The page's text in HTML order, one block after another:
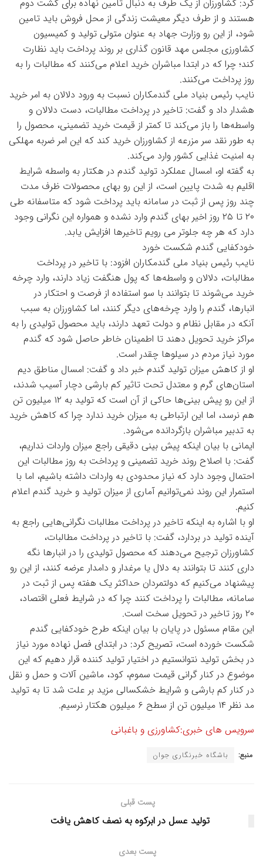
کرد: کشاورزان از یک طرف به دنبال تامین نهاده برای کشت دوم
هستند و از طرف دیگر معیشت زندگی از محل فروش باید تامین
شود، از این رو وزارت جهاد به عنوان متولی تولید و کمیسیون
کشاورزی مجلس مهد قانون گذاری بر روند پرداخت باید نظارت
کند؛ چرا که در ابتدا مباشران خرید اعلام می‌کنند که مطالبات را به
روز پرداخت می‌کنند.
نایب رئیس بنیاد ملی گندمکاران نسبت به ورود دلالان به امر خرید
هشدار داد و گفت: تاخیر در پرداخت مطالبات، دست دلالان و
واسطه‌ها را باز می‌کند تا کمتر از قیمت خرید تضمینی، محصول را
به طور نقد سر مزرعه از کشاورزان خرید کند که این امر ضربه مهلکی
به امنیت غذایی کشور وارد می‌کند.
به گفته او، امسال عملکرد تولید گندم در هکتار به واسطه شرایط
اقلیم به شدت پایین است، از این رو بهای محصولات ظرف مدت
چند روز پس از ثبت در سامانه باید پرداخت شود که متاسفانه طی
۲۰ تا ۲۵ روز اخیر بهای گندم وارد نشده و همواره این نگرانی وجود
دارد که هر چه جلوتر می رویم تاخیرها افزایش یابد.
خودکفایی گندم شکست خورد
نایب رئیس بنیاد ملی گندمکاران افزود: با تاخیر در پرداخت
مطالبات، دلالان و واسطه‌ها که پول هنگفت زیاد دارند، وارد چرخه
خرید می‌شوند تا بتوانند با سو استفاده از فرصت و احتکار در
انبارها، گندم را وارد چرخه‌های دیگر کنند، اما کشاورزان به سبب
آنکه در مقابل نظام و دولت تعهد دارند، باید محصول تولیدی را به
مراکز خرید تحویل دهند تا اطمینان خاطر حاصل شود که گندم
مورد نیاز مردم در سیلوها چقدر است.
او از کاهش میزان تولید گندم خبر داد و گفت: امسال مناطق دیم
استان‌های گرم و معتدل تحت تاثیر کم بارشی دچار آسیب شدند،
از این رو پیش بینی‌ها حاکی از آن است که تولید به ۱۲ میلیون تن
هم نرسد، اما این ارتباطی به میزان خرید ندارد چرا که کاهش خرید
به تدبیر مباشران بازگردانده می‌شود.
ایمانی با بیان اینکه پیش بینی دقیقی راجع میزان واردات نداریم،
گفت: با اصلاح روند خرید تضمینی و پرداخت به روز مطالبات این
احتمال وجود دارد که نیاز محدودی به واردات داشته باشیم، اما با
استمرار این روند نمی‌توانیم آماری از میزان تولید و خرید گندم اعلام
کنیم.
او با اشاره به اینکه تاخیر در پرداخت مطالبات نگرانی‌هایی راجع به
آینده تولید در بردارد، گفت: با تاخیر در پرداخت مطالبات،
کشاورزان ترجیح می‌دهند که محصول تولیدی را در انبارها نگه
داری کنند تا بتوانند به دلال یا مرغدار و دامدار عرضه کنند، از این رو
پیشنهاد می‌کنیم که دولتمردان حداکثر یک‌ هفته پس از ثبت در
سامانه، مطالبات را پرداخت کنند چرا که در شرایط فعلی اقتصاد،
۲۰ روز تاخیر در تحویل سخت است.
این مقام مسئول در پایان با بیان اینکه طرح خودکفایی گندم
شکست خورده است، تصریح کرد: در ابتدای فصل نهاده مورد نیاز
در بخش تولید نتوانستیم در اختیار تولید کننده قرار دهیم که این
موضوع در کنار گرانی قیمت سموم، کود، ماشین آلات و حمل و نقل
در کنار کم بارشی و شرایط خشکسالی مزید بر علت شد تا به تولید
مد نظر ۱۴ میلیون تن از سطح ۶ میلیون هکتار نرسیم.
سرویس های خبری:کشاورزی و باغبانی
منبع: باشگاه خبرنگاری جوان
پست قبلی
تولید عسل در ابرکوه به نصف کاهش یافت
پست بعدی